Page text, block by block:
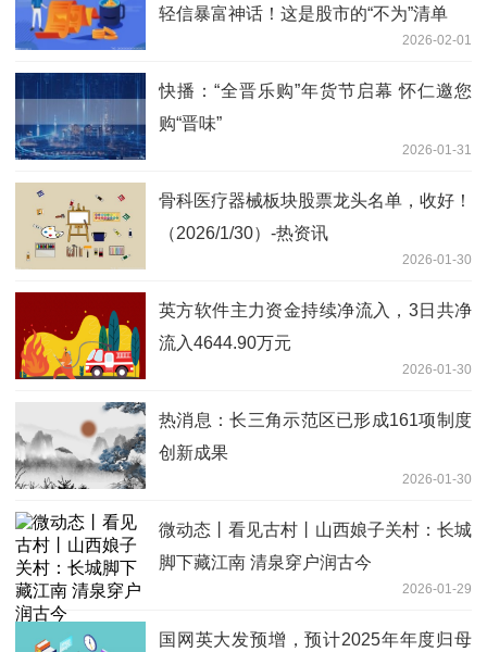
轻信暴富神话！这是股市的“不为”清单
2026-02-01
快播：“全晋乐购”年货节启幕 怀仁邀您
购“晋味”
2026-01-31
骨科医疗器械板块股票龙头名单，收好！
（2026/1/30）-热资讯
2026-01-30
英方软件主力资金持续净流入，3日共净
流入4644.90万元
2026-01-30
热消息：长三角示范区已形成161项制度
创新成果
2026-01-30
微动态丨看见古村丨山西娘子关村：长城
脚下藏江南 清泉穿户润古今
2026-01-29
国网英大发预增，预计2025年年度归母